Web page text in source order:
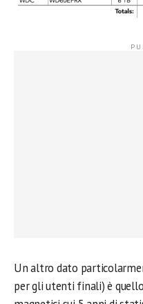
Un altro dato
per gli utenti finali) è